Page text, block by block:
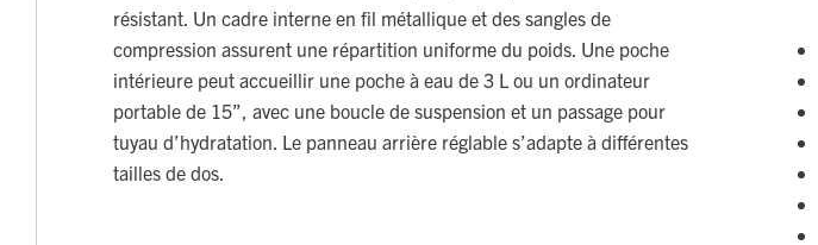
résistant. Un cadre interne en fil métallique et des sangles de
compression assurent une répartition uniforme du poids. Une poche
intérieure peut accueillir une poche à eau de 3 L ou un ordinateur
portable de 15”, avec une boucle de suspension et un passage pour
tuyau d’hydratation. Le panneau arrière réglable s’adapte à différentes
tailles de dos.